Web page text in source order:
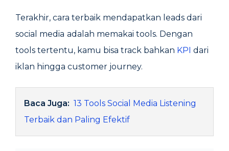
Terakhir, cara terbaik mendapatkan leads dari
social media adalah memakai tools. Dengan
tools tertentu, kamu bisa track bahkan KPI dari
iklan hingga customer journey.
Baca Juga: 13 Tools Social Media Listening
Terbaik dan Paling Efektif